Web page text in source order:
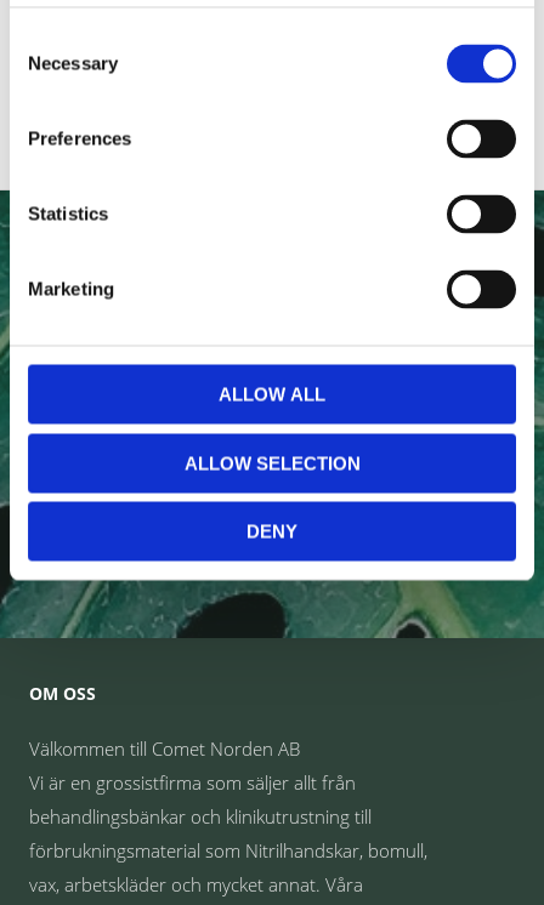
Selection
Necessary
Preferences
Statistics
Marketing
ALLOW ALL
ALLOW SELECTION
DENY
PRENUMERERA
Dina personuppgifter behandlas i enlighet med vårintegritetspolicy.
OM OSS
Välkommen till Comet Norden AB
Vi är en grossistfirma som säljer allt från
behandlingsbänkar och klinikutrustning till
förbrukningsmaterial som Nitrilhandskar, bomull,
vax, arbetskläder och mycket annat. Våra